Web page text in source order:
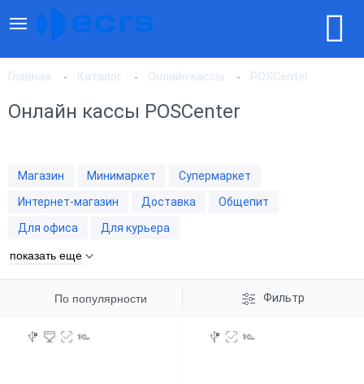
Главная Каталог Онлайн кассы POSCenter
Онлайн кассы POSCenter
Магазин Минимаркет
Супермаркет
Интернет-магазин
Доставка
Общепит
Для офиса
Для курьера
показать еще
По популярности Фильтр
По цене, по возрастанию